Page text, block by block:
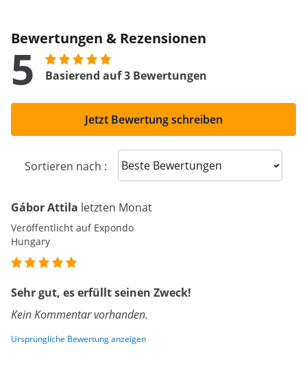
Bewertungen & Rezensionen
5 Basierend auf 3 Bewertungen
Jetzt Bewertung schreiben
Sortieren nach : Sort reviews
Gábor Attila letzten Monat
Veröffentlicht auf Expondo
Hungary
Sehr gut, es erfüllt seinen Zweck!
Kein Kommentar vorhanden.
Ursprüngliche Bewertung anzeigen